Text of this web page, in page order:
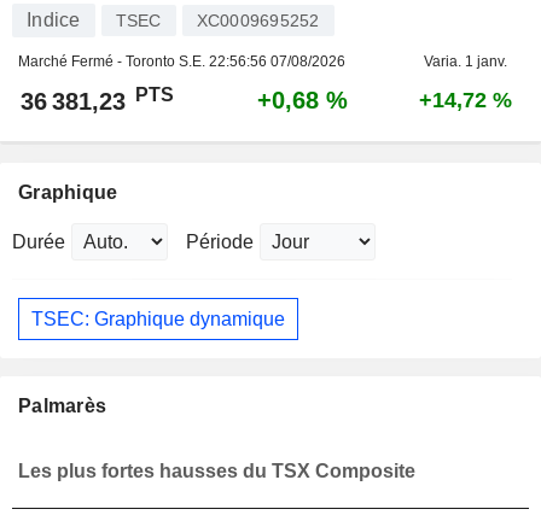
Indice TSEC XC0009695252
Marché Fermé - Toronto S.E. 22:56:56 07/08/2026 Varia. 1 janv.
36 381,23 PTS +0,68 % +14,72 %
Graphique
Durée Période
TSEC: Graphique dynamique
Palmarès
Les plus fortes hausses du TSX Composite